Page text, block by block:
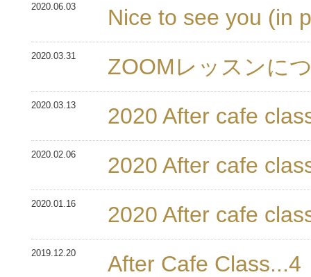
2020.06.03 Nice to see you (in
2020.03.31 ZOOMレッスンに
2020.03.13 2020 After cafe
2020.02.06 2020 After cafe
2020.01.16 2020 After cafe
2019.12.20 After Cafe Class...4